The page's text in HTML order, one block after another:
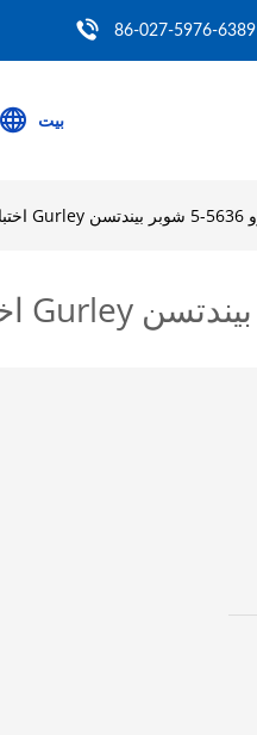
86-027-5976-6389
بيت